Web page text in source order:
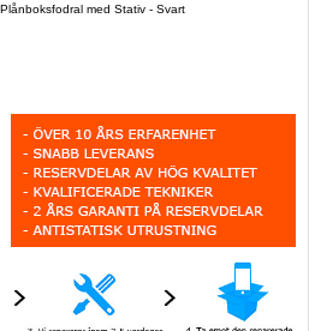
med Stativ - Svart